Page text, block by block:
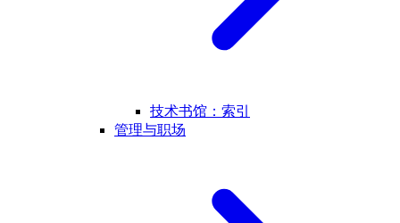
技术书馆：索引
管理与职场